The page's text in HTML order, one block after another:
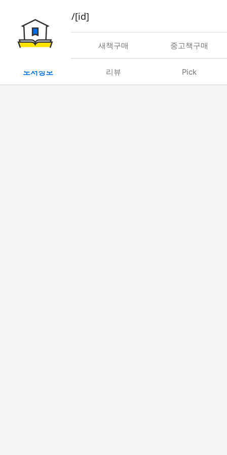
book/rent/[id]
대여 새책구매 중고책구매
도서정보 리뷰 Pick